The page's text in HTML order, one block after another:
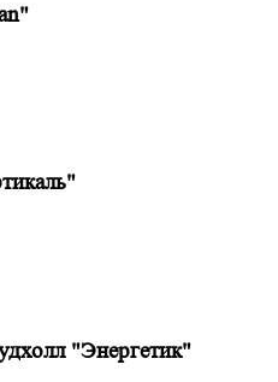
"Энергетик"